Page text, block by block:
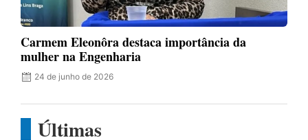
Carmem Eleonôra destaca importância da
mulher na Engenharia
24 de junho de 2026
Últimas